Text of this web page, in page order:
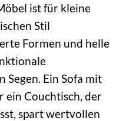
ist für kleine
Stil
Formen und helle
Segen. Ein Sofa mit
ein Couchtisch, der
spart wertvollen